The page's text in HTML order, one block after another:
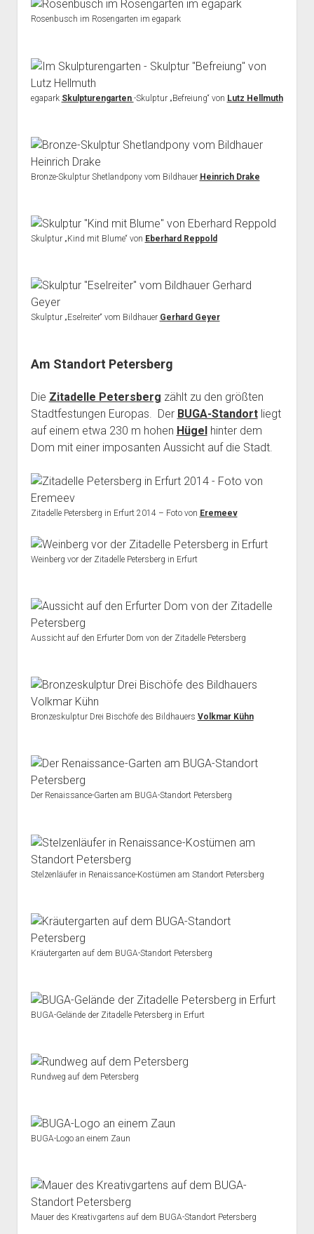
Rosenbusch im Rosengarten im egapark
egapark Skulpturengarten -Skulptur „Befreiung“ von Lutz Hellmuth
Bronze-Skulptur Shetlandpony vom Bildhauer Heinrich Drake
Skulptur „Kind mit Blume“ von Eberhard Reppold
Skulptur „Eselreiter“ vom Bildhauer Gerhard Geyer
Am Standort Petersberg
Die Zitadelle Petersberg zählt zu den größten
Stadtfestungen Europas. Der BUGA-Standortliegt
auf einem etwa 230 m hohen Hügelhinter dem
Dom mit einer imposanten Aussicht auf die Stadt.
Zitadelle Petersberg in Erfurt 2014 – Foto von Eremeev
Weinberg vor der Zitadelle Petersberg in Erfurt
Aussicht auf den Erfurter Dom von der Zitadelle Petersberg
Bronzeskulptur Drei Bischöfe des Bildhauers Volkmar Kühn
Der Renaissance-Garten am BUGA-Standort Petersberg
Stelzenläufer in Renaissance-Kostümen am Standort Petersberg
Kräutergarten auf dem BUGA-Standort Petersberg
BUGA-Gelände der Zitadelle Petersberg in Erfurt
Rundweg auf dem Petersberg
BUGA-Logo an einem Zaun
Mauer des Kreativgartens auf dem BUGA-Standort Petersberg